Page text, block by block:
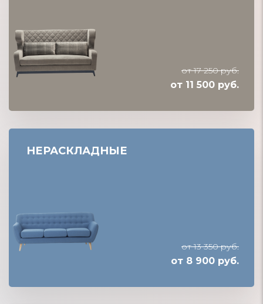
от 17 250 руб.
от 11 500 руб.
НЕРАСКЛАДНЫЕ
от 13 350 руб.
от 8 900 руб.